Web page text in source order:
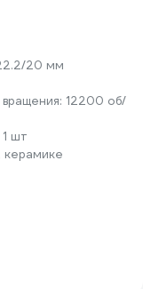
20 мм
12200 об/
1 шт
керамике